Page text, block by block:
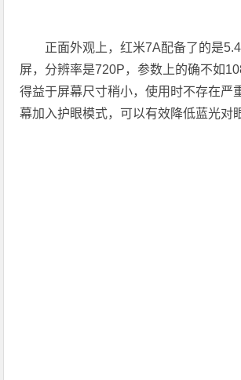
正面外观上，红米7A配备了的是
屏，分辨率是720P，参数上的确不如
得益于屏幕尺寸稍小，使用时不存在严
幕加入护眼模式，可以有效降低蓝光对